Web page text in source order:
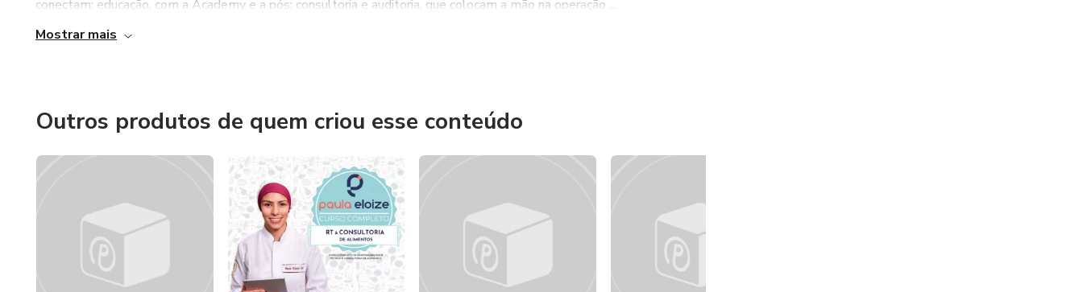
conectam: educação, com a Academy e a pós; consultoria e auditoria, que colocam a mão na operação ...
Mostrar mais
Outros produtos de quem criou esse conteúdo